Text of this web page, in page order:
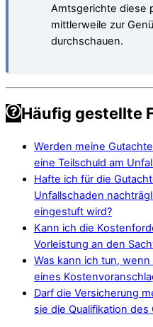
Amtsgerichte diese
mittlerweile zur
durchschauen.
Häufig gestellte
Werden meine
eine Teilschuld am
Hafte ich für die
Unfallschaden
eingestuft wird?
Kann ich die
Vorleistung an den
Was kann ich tun,
eines
Darf die Versicherung
sie die Qualifikation